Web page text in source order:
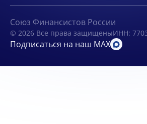
Союз Финансистов России
© 2026 Все права защищеныИНН:
Подписаться на наш MAX